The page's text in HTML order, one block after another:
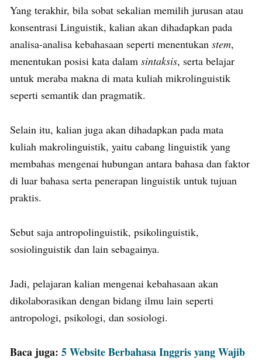
Yang terakhir, bila sobat sekalian memilih jurusan atau
konsentrasi Linguistik, kalian akan dihadapkan pada
analisa-analisa kebahasaan seperti menentukan stem,
menentukan posisi kata dalam sintaksis, serta belajar
untuk meraba makna di mata kuliah mikrolinguistik
seperti semantik dan pragmatik.
Selain itu, kalian juga akan dihadapkan pada mata
kuliah makrolinguistik, yaitu cabang linguistik yang
membahas mengenai hubungan antara bahasa dan faktor
di luar bahasa serta penerapan linguistik untuk tujuan
praktis.
Sebut saja antropolinguistik, psikolinguistik,
sosiolinguistik dan lain sebagainya.
Jadi, pelajaran kalian mengenai kebahasaan akan
dikolaborasikan dengan bidang ilmu lain seperti
antropologi, psikologi, dan sosiologi.
Baca juga: 5 Website Berbahasa Inggris yang Wajib